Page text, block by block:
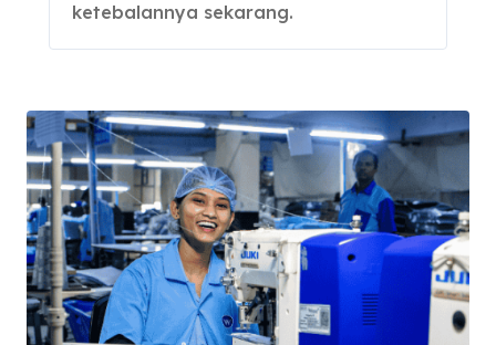
ketebalannya sekarang.